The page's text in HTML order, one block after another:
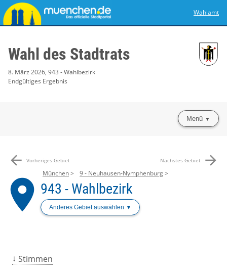
Wahlamt
Wahl des Stadtrats
8. März 2026, 943 - Wahlbezirk
Endgültiges Ergebnis
Menü
arrow_back Vorheriges Gebiet Nächstes Gebiet arrow_forward
place
München 9 - Neuhausen-Nymphenburg
943 - Wahlbezirk
Anderes Gebiet auswählen
Stimmen